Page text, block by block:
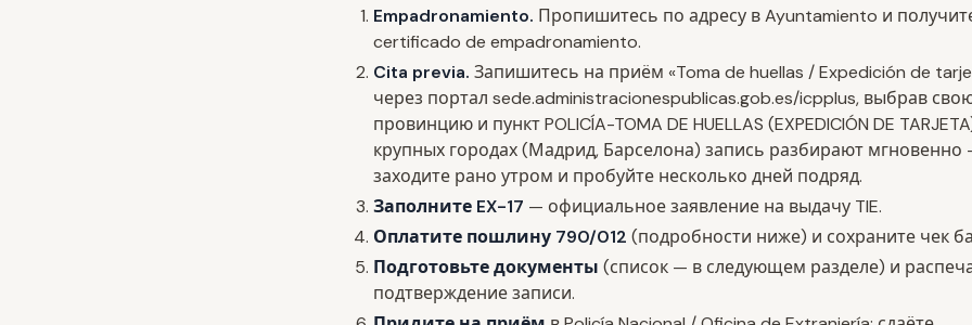
Empadronamiento. Пропишитесь по адресу в Ayuntamiento и
certificado de empadronamiento.
Cita previa. Запишитесь на приём «Toma de huellas / Expedición de
через портал sede.administracionespublicas.gob.es/icpplus, выбрав
провинцию и пунктPOLICÍA-TOMA DE HUELLAS (EXPEDICIÓN DE
крупных городах (Мадрид, Барселона) запись разбирают мгновенно
заходите рано утром и пробуйте несколько дней подряд.
Заполните EX-17 — официальное заявление на выдачу TIE.
Оплатите пошлину 790/012 (подробности ниже) и сохраните чек
Подготовьте документы (список — в следующем разделе) и
подтверждение записи.